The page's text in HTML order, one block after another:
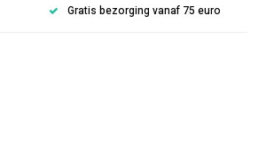
Gratis bezorging vanaf 75 euro